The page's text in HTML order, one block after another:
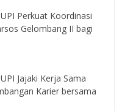
Perkuat Koordinasi
Gelombang II bagi
Jajaki Kerja Sama
Karier bersama